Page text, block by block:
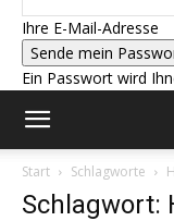
Ihre E-Mail-Adresse
Ein Passwort wird
Start Schlagworte
Schlagwort: